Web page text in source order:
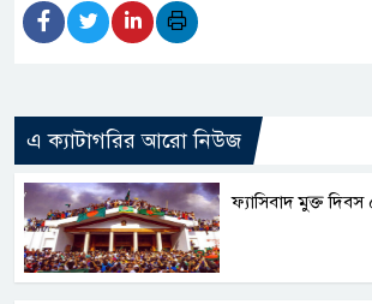
এ ক্যাটাগরির আরো নিউজ
ফ্যাসিবাদ মুক্ত